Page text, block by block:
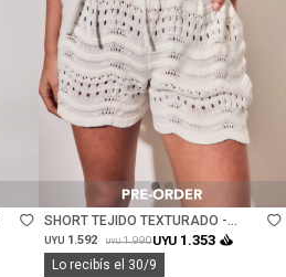
Talle
SHORT TEJIDO TEXTURADO -
NACAR
UYU 1.592 UYU 1.990UYU 1.353
Lo recibís el 30/9